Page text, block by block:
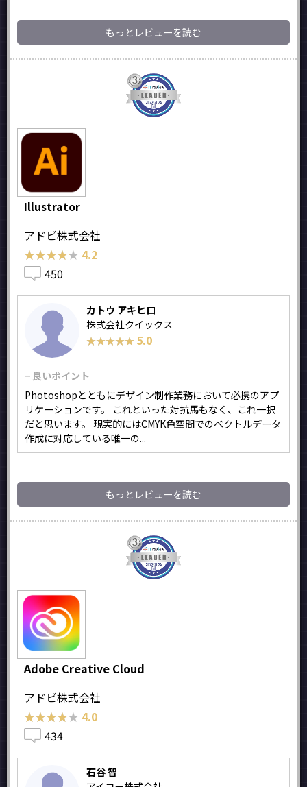
もっとレビューを読む
Illustrator
アドビ株式会社
★★★★★
★★★★★ 4.2
450
カトウ アキヒロ
株式会社クイックス
★★★★★
★★★★★ 5.0
− 良いポイント
Photoshopとともにデザイン制作業務において必携のアプ
リケーションです。 これといった対抗馬もなく、これ一択
だと思います。 現実的にはCMYK色空間でのベクトルデータ
作成に対応している唯一の...
もっとレビューを読む
Adobe Creative Cloud
アドビ株式会社
★★★★★
★★★★★ 4.0
434
石谷 智